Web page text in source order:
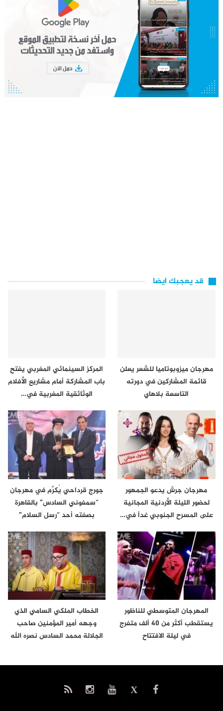
قد يعجبك ايضا
مهرجان ميزوبوتاميا للشعر يعلن
قائمة المشاركين في دورته
التاسعة بلاهاي
المركز السينمائي المغربي يفتح
باب المشاركة أمام مشاريع الأفلام
الوثائقية المغربية في…
مهرجان جرش يدعو الجمهور
لحضور الليلة الأردنية المجانية
على المسرح الجنوبي غداً في…
جورج قرداحي يُكرَّم في مهرجان
“سمفوني السادس” بالقاهرة
بصفته أحد “رسل السلام”
المهرجان المتوسطي للناظور
يستقطب أكثر من 40 ألف متفرج
في ليلة الافتتاح
الخطاب الملكي السامي الذي
وجهه أمير المؤمنين صاحب
الجلالة محمد السادس نصره الله